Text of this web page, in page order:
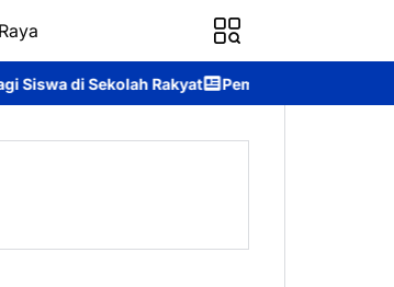
Pemkab Murung Raya Lepas Kontingen